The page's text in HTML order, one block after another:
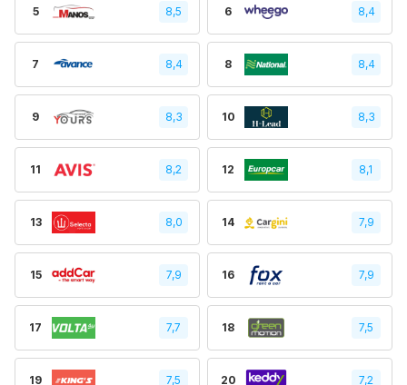
5 8,5 6 8,4
7 8,4 8 8,4
9 8,3 10 8,3
11 8,2 12 8,1
13 8,0 14 7,9
15 7,9 16 7,9
17 7,7 18 7,5
19 7,5 20 7,2